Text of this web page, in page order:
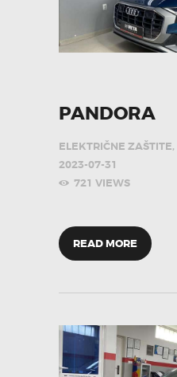
PANDORA
ELEKTRIČNE ZAŠTITE,
2023-07-31
721 VIEWS
READ MORE